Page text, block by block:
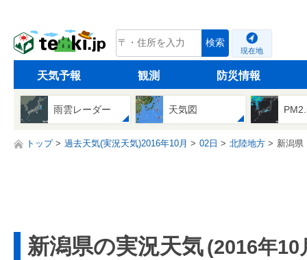
tenki.jp 検索
現在地
天気予報 観測 防災情報
雨雲レーダー 天気図
トップ 過去天気(実況天気)2016年10月 02日 北陸地方 新潟県
新潟県の実況天気(2016年10